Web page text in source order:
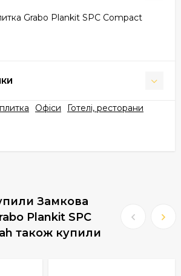
Grabo Plankit SPC Compact
Офіси
Готелі, ресторани
Замкова
Plankit SPC
також купили